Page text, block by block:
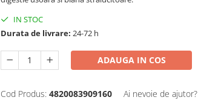
IN STOC
Durata de livrare: 24-72 h
ADAUGA IN COS
Cod Produs: 4820083909160 Ai nevoie de ajutor?